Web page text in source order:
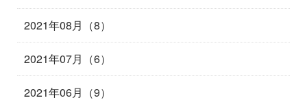
2021年08月（8）
2021年07月（6）
2021年06月（9）